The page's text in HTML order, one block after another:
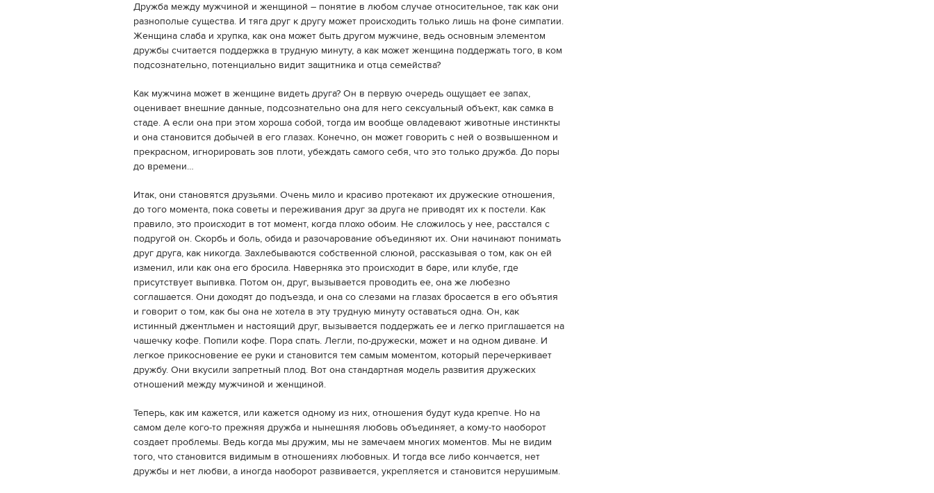
Дружба между мужчиной и женщиной – понятие в любом случае относительное, так как они
разнополые существа. И тяга друг к другу может происходить только лишь на фоне симпатии.
Женщина слаба и хрупка, как она может быть другом мужчине, ведь основным элементом
дружбы считается поддержка в трудную минуту, а как может женщина поддержать того, в ком
подсознательно, потенциально видит защитника и отца семейства?
Как мужчина может в женщине видеть друга? Он в первую очередь ощущает ее запах,
оценивает внешние данные, подсознательно она для него сексуальный объект, как самка в
стаде. А если она при этом хороша собой, тогда им вообще овладевают животные инстинкты
и она становится добычей в его глазах. Конечно, он может говорить с ней о возвышенном и
прекрасном, игнорировать зов плоти, убеждать самого себя, что это только дружба. До поры
до времени…
Итак, они становятся друзьями. Очень мило и красиво протекают их дружеские отношения,
до того момента, пока советы и переживания друг за друга не приводят их к постели. Как
правило, это происходит в тот момент, когда плохо обоим. Не сложилось у нее, расстался с
подругой он. Скорбь и боль, обида и разочарование объединяют их. Они начинают понимать
друг друга, как никогда. Захлебываются собственной слюной, рассказывая о том, как он ей
изменил, или как она его бросила. Наверняка это происходит в баре, или клубе, где
присутствует выпивка. Потом он, друг, вызывается проводить ее, она же любезно
соглашается. Они доходят до подъезда, и она со слезами на глазах бросается в его объятия
и говорит о том, как бы она не хотела в эту трудную минуту оставаться одна. Он, как
истинный джентльмен и настоящий друг, вызывается поддержать ее и легко приглашается на
чашечку кофе. Попили кофе. Пора спать. Легли, по-дружески, может и на одном диване. И
легкое прикосновение ее руки и становится тем самым моментом, который перечеркивает
дружбу. Они вкусили запретный плод. Вот она стандартная модель развития дружеских
отношений между мужчиной и женщиной.
Теперь, как им кажется, или кажется одному из них, отношения будут куда крепче. Но на
самом деле кого-то прежняя дружба и нынешняя любовь объединяет, а кому-то наоборот
создает проблемы. Ведь когда мы дружим, мы не замечаем многих моментов. Мы не видим
того, что становится видимым в отношениях любовных. И тогда все либо кончается, нет
дружбы и нет любви, а иногда наоборот развивается, укрепляется и становится нерушимым.